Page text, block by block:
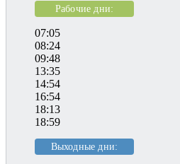
Рабочие дни:
07:05
08:24
09:48
13:35
14:54
16:54
18:13
18:59
Выходные дни: